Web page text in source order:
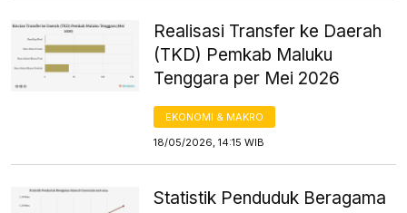
Realisasi Transfer ke Daerah
(TKD) Pemkab Maluku
Tenggara per Mei 2026
EKONOMI & MAKRO
18/05/2026, 14:15 WIB
Statistik Penduduk Beragama